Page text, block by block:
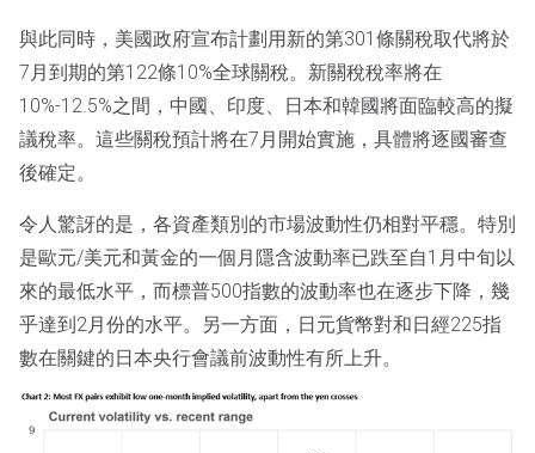
與此同時，美國政府宣布計劃用新的第301條關稅取代將於
7月到期的第122條10%全球關稅。新關稅稅率將在
10%-12.5%之間，中國、印度、日本和韓國將面臨較高的擬
議稅率。這些關稅預計將在7月開始實施，具體將逐國審查
後確定。
令人驚訝的是，各資產類別的市場波動性仍相對平穩。特別
是歐元/美元和黃金的一個月隱含波動率已跌至自1月中旬以
來的最低水平，而標普500指數的波動率也在逐步下降，幾
乎達到2月份的水平。另一方面，日元貨幣對和日經225指
數在關鍵的日本央行會議前波動性有所上升。